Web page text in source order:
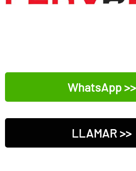
WhatsApp >>
LLAMAR >>